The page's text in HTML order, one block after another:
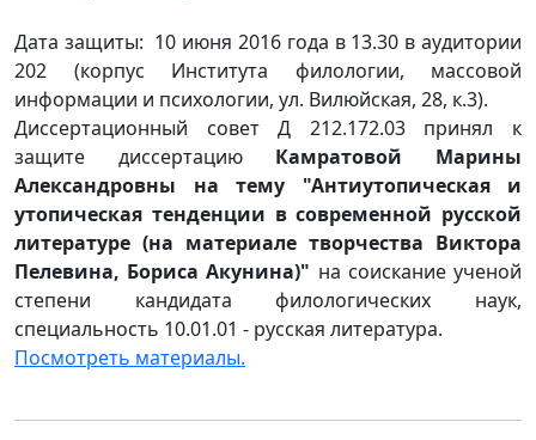
Дата защиты: 10 июня 2016 года в 13.30 в аудитории
202 (корпус Института филологии, массовой
информации и психологии, ул. Вилюйская, 28, к.3).
Диссертационный совет Д 212.172.03 принял к
защите диссертацию Камратовой Марины
Александровны на тему "Антиутопическая и
утопическая тенденции в современной русской
литературе (на материале творчества Виктора
Пелевина, Бориса Акунина)" на соискание ученой
степени кандидата филологических наук,
специальность 10.01.01 - русская литература.
Посмотреть материалы.